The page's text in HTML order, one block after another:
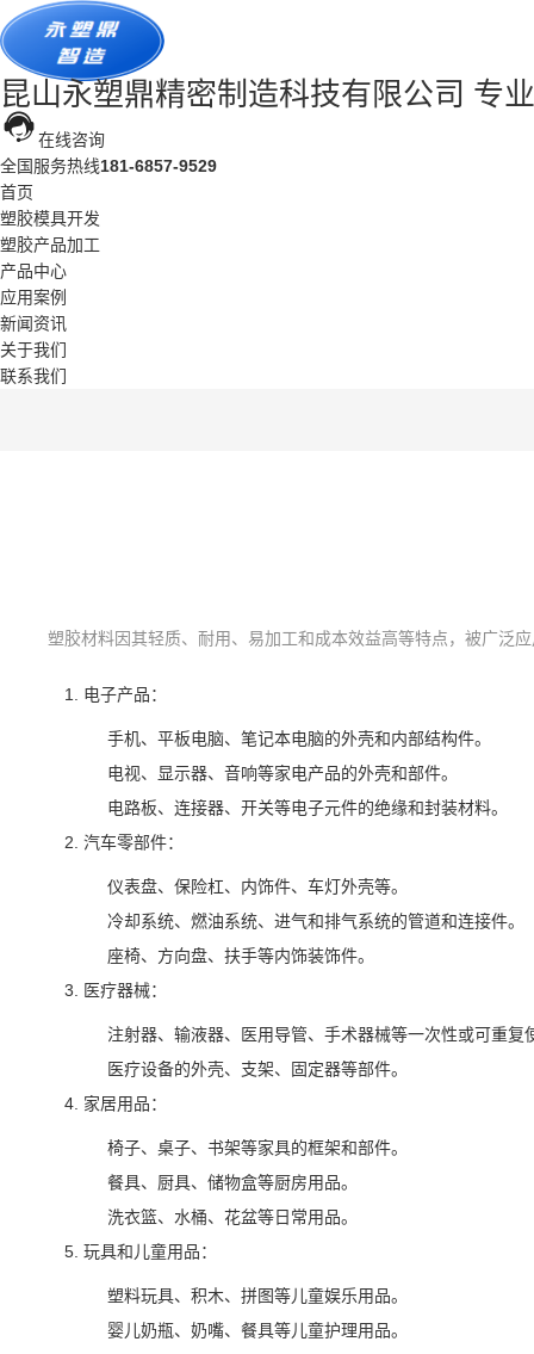
昆山永塑鼎精密制造科技有限公司 专
在线咨询
全国服务热线181-6857-9529
首页
塑胶模具开发
塑胶产品加工
产品中心
应用案例
新闻资讯
关于我们
联系我们
塑胶材料因其轻质、耐用、易加工和成本效益高等特点，被广泛
电子产品：
手机、平板电脑、笔记本电脑的外壳和内部结构件。
电视、显示器、音响等家电产品的外壳和部件。
电路板、连接器、开关等电子元件的绝缘和封装材料。
汽车零部件：
仪表盘、保险杠、内饰件、车灯外壳等。
冷却系统、燃油系统、进气和排气系统的管道和连接件。
座椅、方向盘、扶手等内饰装饰件。
医疗器械：
注射器、输液器、医用导管、手术器械等一次性或可重复
医疗设备的外壳、支架、固定器等部件。
家居用品：
椅子、桌子、书架等家具的框架和部件。
餐具、厨具、储物盒等厨房用品。
洗衣篮、水桶、花盆等日常用品。
玩具和儿童用品：
塑料玩具、积木、拼图等儿童娱乐用品。
婴儿奶瓶、奶嘴、餐具等儿童护理用品。